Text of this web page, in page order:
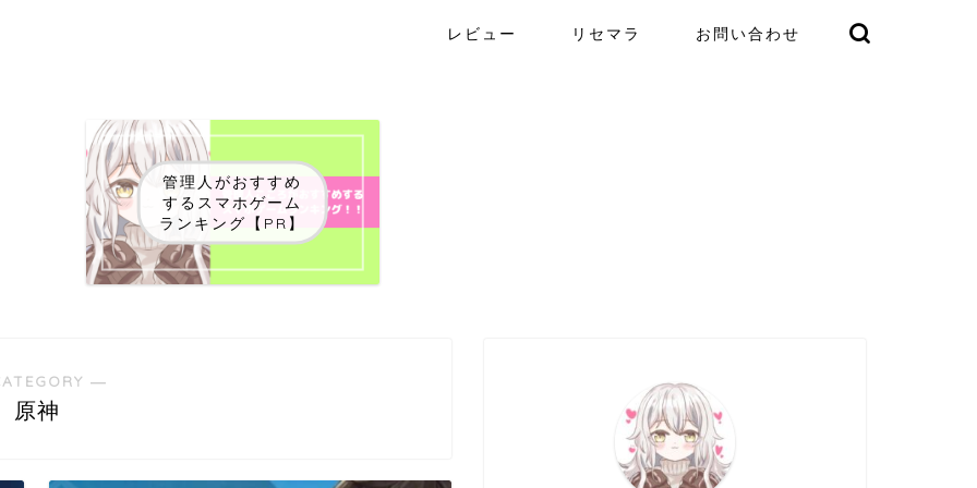
レビュー リセマラ お問い合わせ
管理人がおすすめ
するスマホゲーム
ランキング【PR】
―
原神